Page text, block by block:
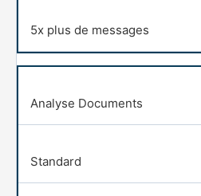
5x plus de messages
Analyse Documents
Standard